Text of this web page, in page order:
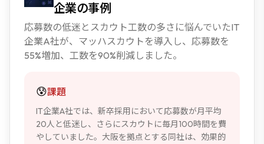
企業の事例
応募数の低迷とスカウト工数の多さに悩んでいたIT
企業A社が、マッハスカウトを導入し、応募数を
55%増加、工数を90%削減しました。
😰課題
IT企業A社では、新卒採用において応募数が月平均
20人と低迷し、さらにスカウトに毎月100時間を費
やしていました。大阪を拠点とする同社は、効果的